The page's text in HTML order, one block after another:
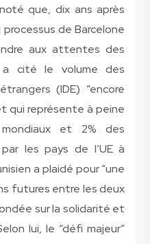
que, dix ans après
de Barcelone
aux attentes des
cité le volume des
(IDE) “encore
qui représente à peine
et 2% des
les pays de l’UE à
a plaidé pour “une
futures entre les deux
sur la solidarité et
lui, le “défi majeur”